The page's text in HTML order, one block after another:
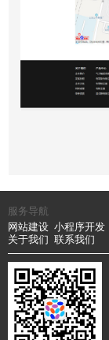
服务导航
网站建设 小程序开发
关于我们
联系我们